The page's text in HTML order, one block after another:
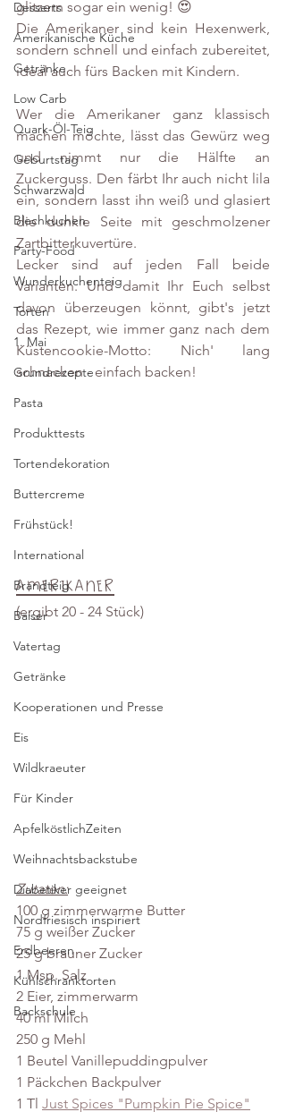
Desserts
Amerikanische Küche
Getränke
Low Carb
Quark-Öl-Teig
Geburtstag
Schwarzwald
Blechkuchen
Party-Food
Wunderkuchenteig
Torten
1. Mai
Grundrezepte
Pasta
Produkttests
Tortendekoration
Buttercreme
Frühstück!
International
Brandteig
Baiser
Vatertag
Getränke
Kooperationen und Presse
Eis
Wildkraeuter
Für Kinder
ApfelköstlichZeiten
Weihnachtsbackstube
Diabetiker geeignet
Nordfriesisch inspiriert
Erdbeeren
Kühlschranktorten
Backschule
glitzern sogar ein wenig! 😍
Die Amerikaner sind kein Hexenwerk,
sondern schnell und einfach zubereitet,
ideal auch fürs Backen mit Kindern.
Wer die Amerikaner ganz klassisch
machen möchte, lässt das Gewürz weg
und nimmt nur die Hälfte an
Zuckerguss. Den färbt Ihr auch nicht lila
ein, sondern lasst ihn weiß und glasiert
die dunkle Seite mit geschmolzener
Zartbitterkuvertüre.
Lecker sind auf jeden Fall beide
Varianten. Und damit Ihr Euch selbst
davon überzeugen könnt, gibt's jetzt
das Rezept, wie immer ganz nach dem
Küstencookie-Motto: Nich' lang
schnacken - einfach backen!
Amerikaner
(ergibt 20 - 24 Stück)
Zutaten:
100 g zimmerwarme Butter
75 g weißer Zucker
25 g brauner Zucker
1 Msp. Salz
2 Eier, zimmerwarm
40 ml Milch
250 g Mehl
1 Beutel Vanillepuddingpulver
1 Päckchen Backpulver
1 Tl Just Spices "Pumpkin Pie Spice"